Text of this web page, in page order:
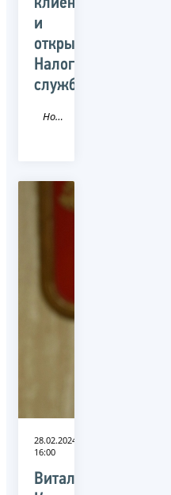
и
открытость
Налоговой
службы
Новость
28.02.2024
16:00
Виталий